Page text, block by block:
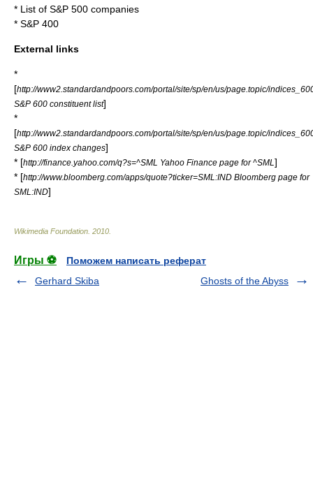
* List of S&P 500 companies
* S&P 400
External links
*
[http://www2.standardandpoors.com/portal/site/sp/en/us/page.topic/
S&P 600 constituent list]
*
[http://www2.standardandpoors.com/portal/site/sp/en/us/page.topic/
S&P 600 index changes]
* [http://finance.yahoo.com/q?s=^SML Yahoo Finance page for ^SML ]
* [http://www.bloomberg.com/apps/quote?ticker=SML:IND Bloomberg page for
SML:IND]
Wikimedia Foundation 2010
Игры ⚽
Поможем написать реферат
Gerhard Skiba
Ghosts of the Abyss